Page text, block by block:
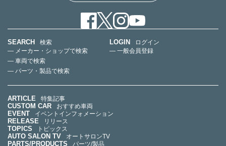
SEARCH
検索
— メーカー・ショップで検索
— 車両で検索
— パーツ・製品で検索
LOGIN
ログイン
— 一般会員登録
ARTICLE 特集記事
CUSTOM CAR おすすめ車両
EVENT イベントインフォメーション
RELEASE リリース
TOPICS トピックス
AUTO SALON TV オートサロンTV
PARTS/PRODUCTS パーツ/製品